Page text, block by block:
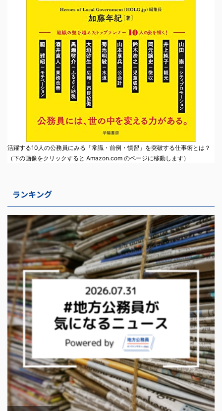
活躍する10人の公務員にみる「常識・前例・慣習」を突破する仕事術とは？
（下の画像をクリックすると Amazon.com のページに移動します）
ランキング